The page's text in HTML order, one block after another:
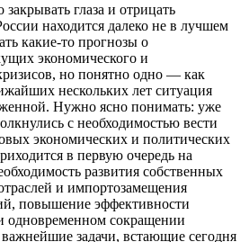
глаза и отрицать
находится далеко не в лучшем
какие-то прогнозы о
экономического и
но понятно одно — как
нескольких лет ситуация
Нужно ясно понимать: уже
с необходимостью вести
экономических и политических
в первую очередь на
развития собственных
и импортозамещения
повышение эффективности
одновременном сокращении
задачи, встающие сегодня